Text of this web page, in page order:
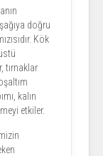
doğru
Kök
tırnaklar
kalın
etkiler.